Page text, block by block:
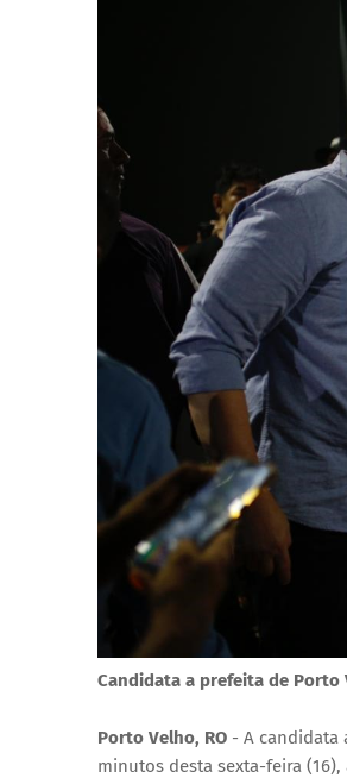
Candidata a prefeita de Porto
Porto Velho, RO - A candidata
minutos desta sexta-feira